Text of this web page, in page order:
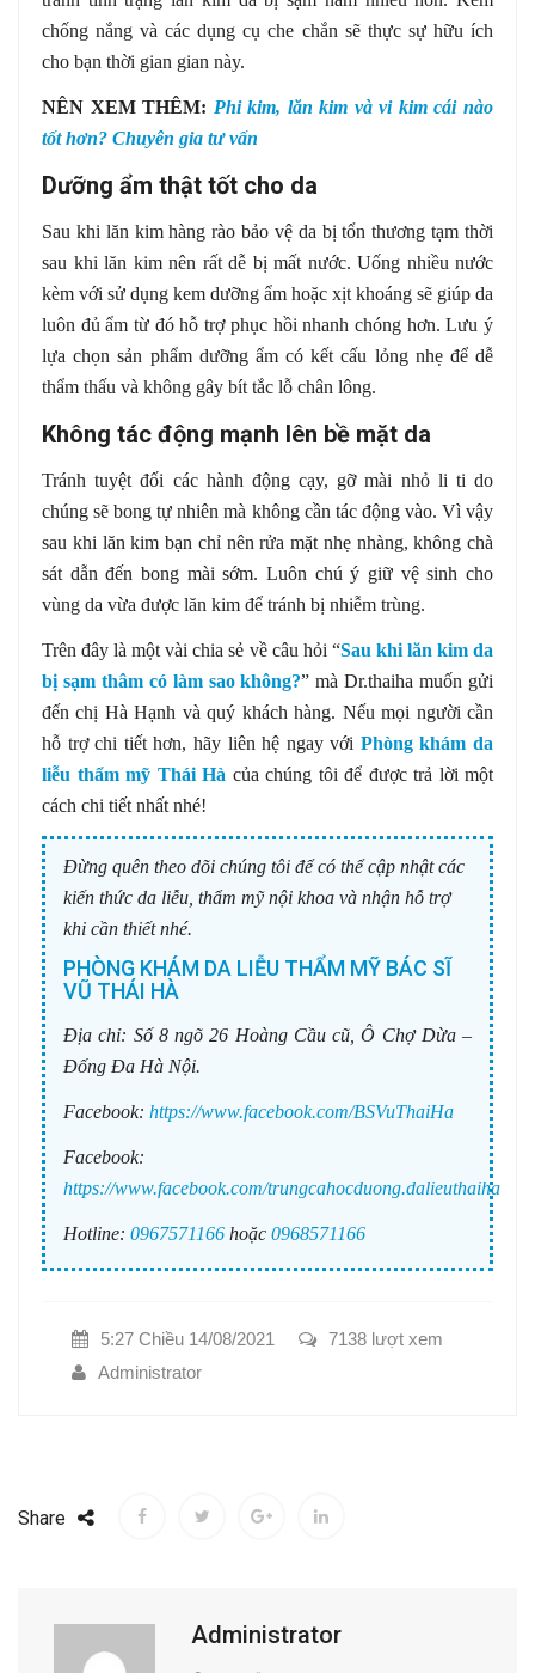
chống nắng và các dụng cụ che chắn sẽ thực sự hữu ích
cho bạn thời gian gian này.
NÊN XEM THÊM: Phi kim, lăn kim và vi kim cái nào
tốt hơn? Chuyên gia tư vấn
Dưỡng ẩm thật tốt cho da
Sau khi lăn kim hàng rào bảo vệ da bị tổn thương tạm thời
sau khi lăn kim nên rất dễ bị mất nước. Uống nhiều nước
kèm với sử dụng kem dưỡng ẩm hoặc xịt khoáng sẽ giúp da
luôn đủ ẩm từ đó hỗ trợ phục hồi nhanh chóng hơn. Lưu ý
lựa chọn sản phẩm dưỡng ẩm có kết cấu lỏng nhẹ để dễ
thẩm thấu và không gây bít tắc lỗ chân lông.
Không tác động mạnh lên bề mặt da
Tránh tuyệt đối các hành động cạy, gỡ mài nhỏ li ti do
chúng sẽ bong tự nhiên mà không cần tác động vào. Vì vậy
sau khi lăn kim bạn chỉ nên rửa mặt nhẹ nhàng, không chà
sát dẫn đến bong mài sớm. Luôn chú ý giữ vệ sinh cho
vùng da vừa được lăn kim để tránh bị nhiễm trùng.
Trên đây là một vài chia sẻ về câu hỏi “Sau khi lăn kim da
bị sạm thâm có làm sao không?” mà Dr.thaiha muốn gửi
đến chị Hà Hạnh và quý khách hàng. Nếu mọi người cần
hỗ trợ chi tiết hơn, hãy liên hệ ngay với Phòng khám da
liễu thẩm mỹ Thái Hà của chúng tôi để được trả lời một
cách chi tiết nhất nhé!
Đừng quên theo dõi chúng tôi để có thể cập nhật các
kiến thức da liễu, thẩm mỹ nội khoa và nhận hỗ trợ
khi cần thiết nhé.
PHÒNG KHÁM DA LIỄU THẨM MỸ BÁC SĨ
VŨ THÁI HÀ
Địa chỉ: Số 8 ngõ 26 Hoàng Cầu cũ, Ô Chợ Dừa –
Đống Đa Hà Nội.
Facebook: https://www.facebook.com/BSVuThaiHa
Facebook:
https://www.facebook.com/trungcahocduong.dalieuthaiha
Hotline: 0967571166 hoặc 0968571166
5:27 Chiều 14/08/2021
7138 lượt xem
Administrator
Share
Administrator